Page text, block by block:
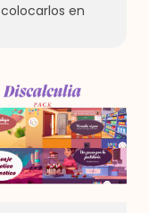
colocarlos en